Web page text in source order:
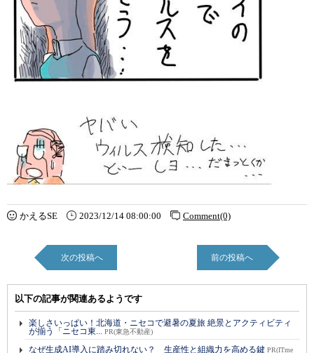
かえるSE 2023/12/14 08:00:00 Comment(0)
次の投稿へ 前の投稿へ
以下の記事が関連あるようです
楽しさいっぱい！北海道・ニセコで避暑の夏旅 絶景とアクティビティ
が揃う「ニセコ東... PR(東急不動産)
なぜ生成AI導入に踏み切れない？ 生産性と組織力を高める鍵 PR(ITme